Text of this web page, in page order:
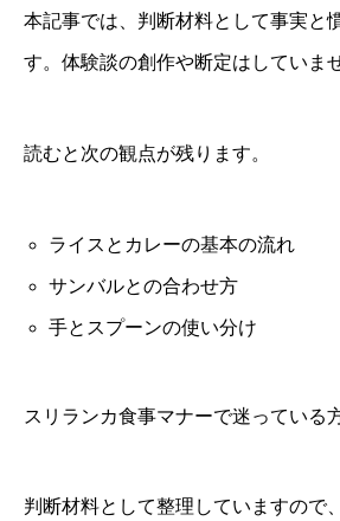
本記事では、判断材料として事実と
す。体験談の創作や断定はしていま
読むと次の観点が残ります。
ライスとカレーの基本の流れ
サンバルとの合わせ方
手とスプーンの使い分け
スリランカ食事マナーで迷っている
判断材料として整理していますので